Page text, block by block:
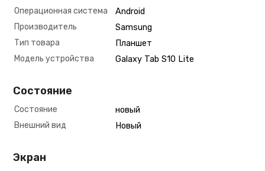
Операционная система
Android
Производитель
Samsung
Тип товара
Планшет
Модель устройства
Galaxy Tab S10 Lite
Состояние
Состояние
новый
Внешний вид
Новый
Экран